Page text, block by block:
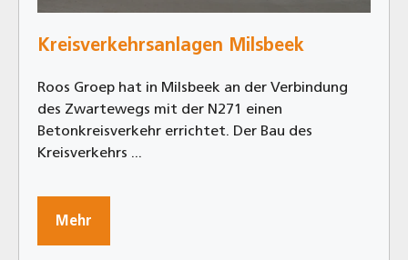
Kreisverkehrsanlagen Milsbeek
Roos Groep hat in Milsbeek an der Verbindung
des Zwartewegs mit der N271 einen
Betonkreisverkehr errichtet. Der Bau des
Kreisverkehrs ...
Mehr